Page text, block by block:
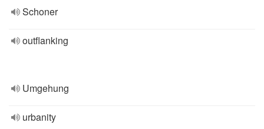
Schoner
outflanking
Umgehung
urbanity